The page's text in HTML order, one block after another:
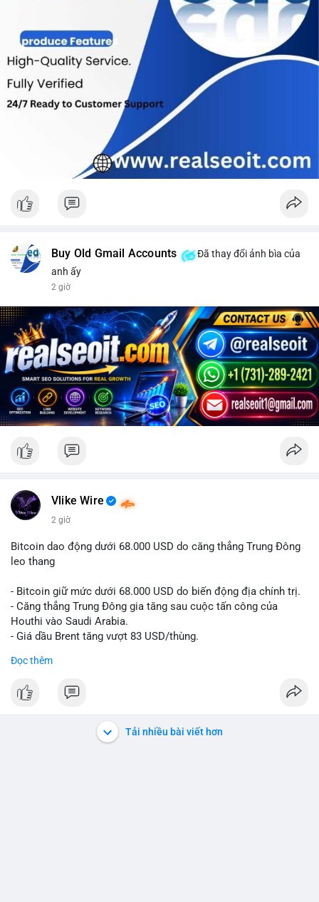
Buy Old Gmail Accounts
Đã thay đổi ảnh bìa của
anh ấy
2 giờ
Vlike Wire
2 giờ
Bitcoin dao động dưới 68.000 USD do căng thẳng Trung Đông
leo thang
- Bitcoin giữ mức dưới 68.000 USD do biến động địa chính trị.
- Căng thẳng Trung Đông gia tăng sau cuộc tấn công của
Houthi vào Saudi Arabia.
- Giá dầu Brent tăng vượt 83 USD/thùng.
#bitcoin
$btc
Đọc thêm
Tải nhiều bài viết hơn